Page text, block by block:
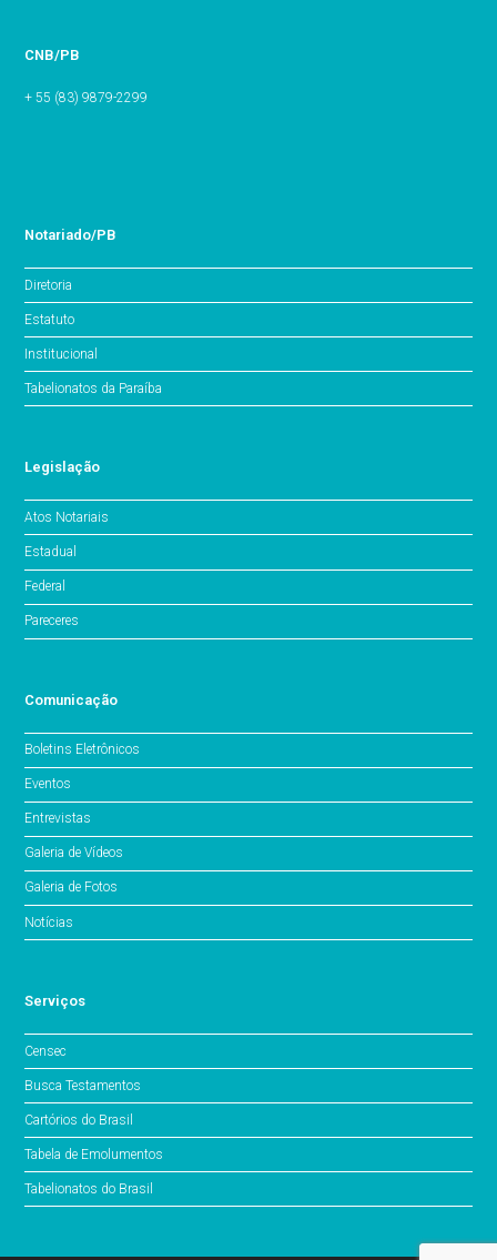
CNB/PB
+ 55 (83) 9879-2299
Notariado/PB
Diretoria
Estatuto
Institucional
Tabelionatos da Paraíba
Legislação
Atos Notariais
Estadual
Federal
Pareceres
Comunicação
Boletins Eletrônicos
Eventos
Entrevistas
Galeria de Vídeos
Galeria de Fotos
Notícias
Serviços
Censec
Busca Testamentos
Cartórios do Brasil
Tabela de Emolumentos
Tabelionatos do Brasil